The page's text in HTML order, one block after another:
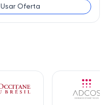
Usar Oferta